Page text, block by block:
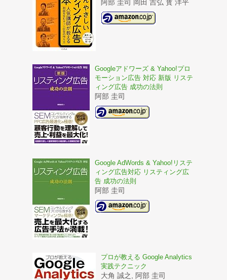
阿部 圭司 岡田 吉弘 寳 洋平
Googleアドワーズ & Yahoo!プロ
モーション広告 対応 新版 リステ
ィング広告 成功の法則
阿部 圭司
Google AdWords & Yahoo!リステ
ィング広告対応 リスティング広
告 成功の法則
阿部 圭司
プロが教える Google Analytics
実践テクニック
大角 誠之, 阿部 圭司